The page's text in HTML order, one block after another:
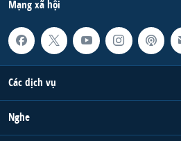
Mạng xã hội
Các dịch vụ
Nghe